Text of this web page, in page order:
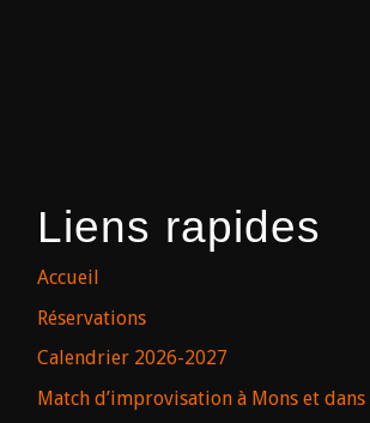
Liens rapides
Accueil
Réservations
Calendrier 2026-2027
Match d’improvisation à Mons et